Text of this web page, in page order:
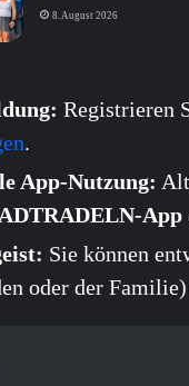
8. August 2026
Registrieren
.
App-Nutzung:
App
Sie können
oder der